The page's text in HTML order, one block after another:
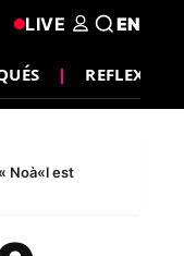
REFLEXION
LIVE EN
Noà«l est